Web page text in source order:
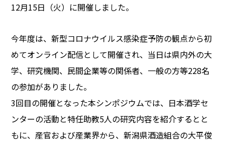
12月15日（火）に開催しました。
今年度は、新型コロナウイルス感染症予防の観点から初
めてオンライン配信として開催され、当日は県内外の大
学、研究機関、民間企業等の関係者、一般の方等228名
の参加がありました。
3回目の開催となった本シンポジウムでは、日本酒学セ
ンターの活動と特任助教5人の研究内容を紹介するとと
もに、産官および産業界から、新潟県酒造組合の大平俊